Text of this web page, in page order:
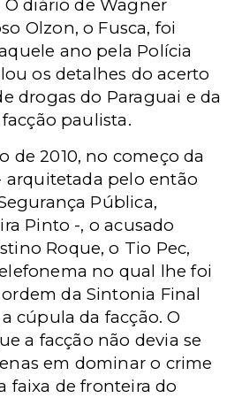
diário de Wagner
Olzon, o Fusca, foi
ano pela Polícia
os detalhes do acerto
drogas do Paraguai e da
paulista.
de 2010, no começo da
arquitetada pelo então
Pública,
Pinto -, o acusado
Roque, o Tio Pec,
no qual lhe foi
da Sintonia Final
a cúpula da facção. O
a facção não devia se
em dominar o crime
faixa de fronteira do